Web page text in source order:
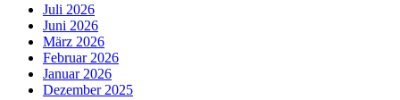
Juli 2026
Juni 2026
März 2026
Februar 2026
Januar 2026
Dezember 2025